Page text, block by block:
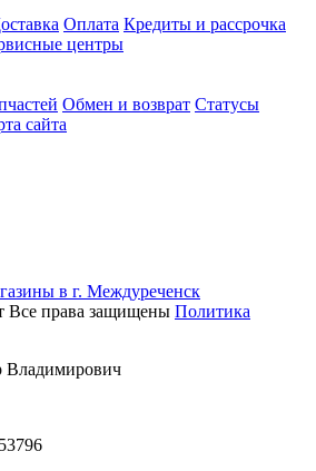
Оплата Кредиты и рассрочка
центры
Обмен и возврат Статусы
сайта
в г. Междуреченск
Все права защищены Политика